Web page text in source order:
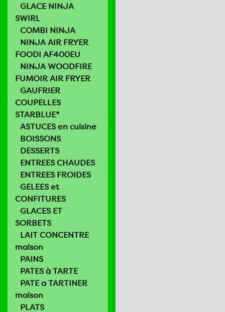
GLACE NINJA
SWIRL
COMBI NINJA
NINJA AIR FRYER
FOODI AF400EU
NINJA WOODFIRE
FUMOIR AIR FRYER
GAUFRIER
COUPELLES
STARBLUE*
ASTUCES en cuisine
BOISSONS
DESSERTS
ENTREES CHAUDES
ENTREES FROIDES
GELEES et
CONFITURES
GLACES ET
SORBETS
LAIT CONCENTRE
maison
PAINS
PATES à TARTE
PATE a TARTINER
maison
PLATS